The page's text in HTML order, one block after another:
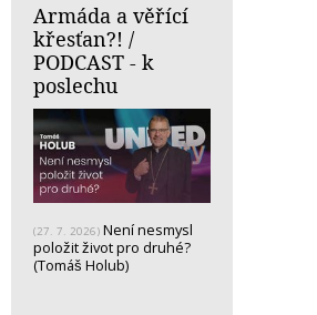
Armáda a věřící
křesťan?! /
PODCAST - k
poslechu
(27. 7. 2026) Není nesmysl
položit život pro druhé?
(Tomáš Holub)